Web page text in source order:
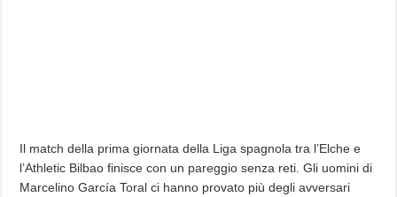
Il match della prima giornata della Liga spagnola tra l’Elche e
l’Athletic Bilbao finisce con un pareggio senza reti. Gli uomini di
Marcelino García Toral ci hanno provato più degli avversari